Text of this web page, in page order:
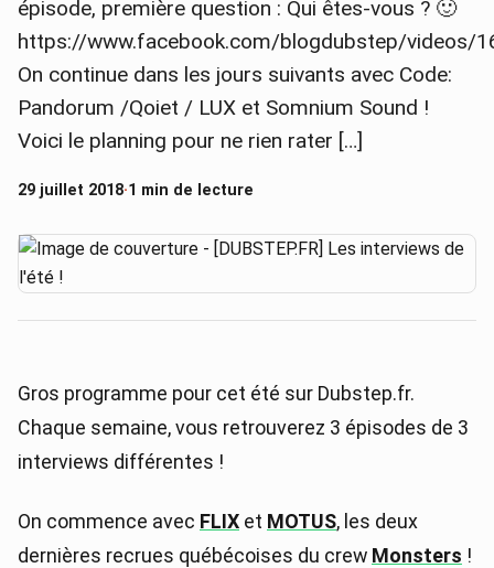
épisode, première question : Qui êtes-vous ? 🙂
https://www.facebook.com/blogdubstep/videos/
On continue dans les jours suivants avec Code:
Pandorum /Qoiet / LUX et Somnium Sound !
Voici le planning pour ne rien rater […]
29 juillet 2018·1 min de lecture
Gros programme pour cet été sur Dubstep.fr.
Chaque semaine, vous retrouverez 3 épisodes de 3
interviews différentes !
On commence avec FLIX et MOTUS, les deux
dernières recrues québécoises du crew Monsters !